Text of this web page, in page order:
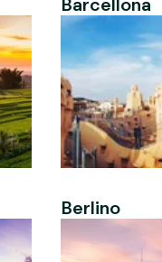
Barcellona
Berlino